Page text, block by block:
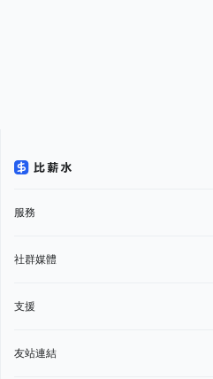
服務
社群媒體
支援
友站連結